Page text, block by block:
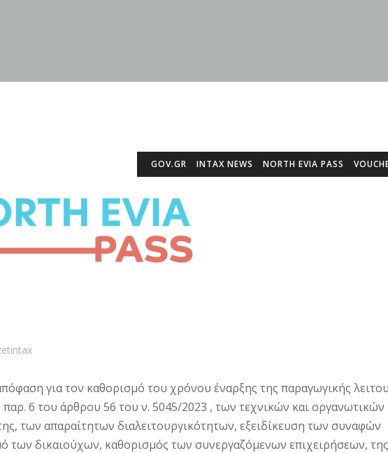
GOV.GR INTAX NEWS NORTH EVIA PASS
για τον καθορισμό του χρόνου έναρξης της παραγωγικής
παρ. 6 του άρθρου 56 του ν. 5045/2023 , των τεχνικών και οργανωτικών
των απαραίτητων διαλειτουργικότητων, εξειδίκευση των συναφών
των δικαιούχων, καθορισμός των συνεργαζόμενων επιχειρήσεων, της